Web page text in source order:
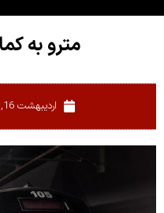
مترو به
اردیبهشت 16, 1405